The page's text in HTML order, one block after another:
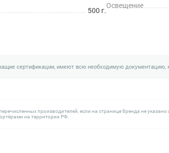
500 г.
Освещение
сертификации, имеют всю необходимую документацию,
производителей, если на странице бренда не
на территории РФ.